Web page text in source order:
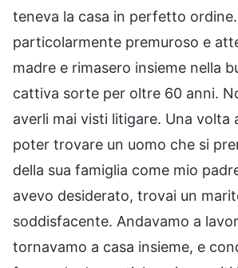
teneva la casa in perfetto
particolarmente premuroso e
madre e rimasero insieme nella
cattiva sorte per oltre 60 anni.
averli mai visti litigare. Una volta
poter trovare un uomo che si
della sua famiglia come mio
avevo desiderato, trovai un
soddisfacente. Andavamo a
tornavamo a casa insieme, e